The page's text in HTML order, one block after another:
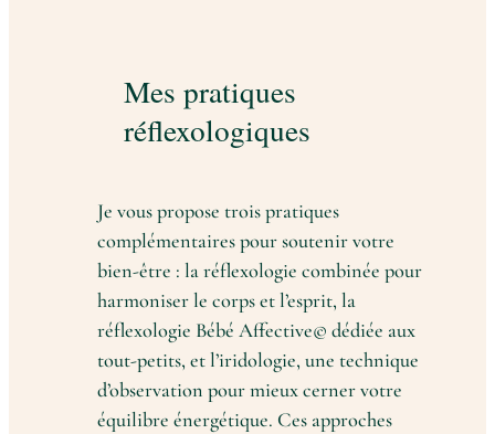
Mes pratiques
réflexologiques
Je vous propose trois pratiques
complémentaires pour soutenir votre
bien-être : la réflexologie combinée pour
harmoniser le corps et l’esprit, la
réflexologie Bébé Affective© dédiée aux
tout-petits, et l’iridologie, une technique
d’observation pour mieux cerner votre
équilibre énergétique. Ces approches